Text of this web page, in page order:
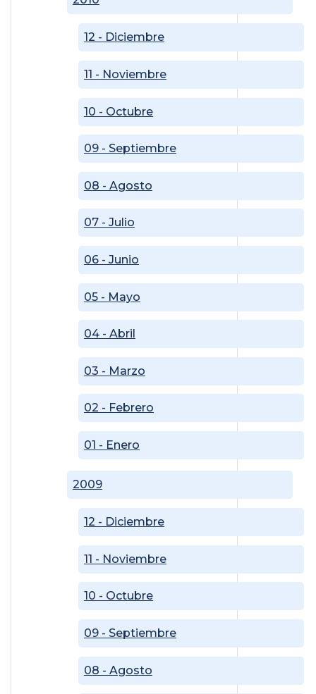
2009
08 - Agosto
09 - Septiembre
10 - Octubre
11 - Noviembre
12 - Diciembre
01 - Enero
02 - Febrero
03 - Marzo
04 - Abril
05 - Mayo
06 - Junio
07 - Julio
08 - Agosto
09 - Septiembre
10 - Octubre
11 - Noviembre
12 - Diciembre